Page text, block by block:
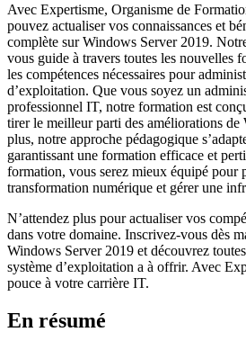
Avec Expertisme, Organisme de
pouvez actualiser vos connaissances et
complète sur Windows Server 2019.
vous guide à travers toutes les nouvelles
les compétences nécessaires pour
d’exploitation. Que vous soyez un
professionnel IT, notre formation est
tirer le meilleur parti des améliorations
plus, notre approche pédagogique
garantissant une formation efficace et
formation, vous serez mieux équipé pour
transformation numérique et gérer une
N’attendez plus pour actualiser vos
dans votre domaine. Inscrivez-vous dès
Windows Server 2019 et découvrez
système d’exploitation a à offrir. Avec
pouce à votre carrière IT.
En résumé